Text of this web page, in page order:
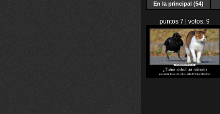
En la principal (54)
puntos 7 | votos: 9